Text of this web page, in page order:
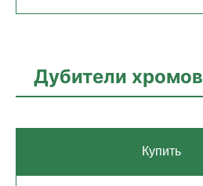
Дубители
Купить